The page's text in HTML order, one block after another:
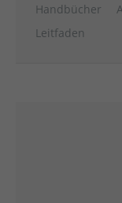
Handbücher
Leitfaden